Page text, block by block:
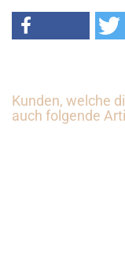
Kunden, welche
auch folgende